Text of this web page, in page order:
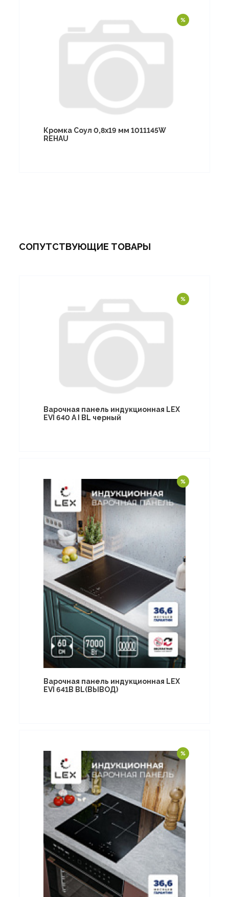
Кромка Соул 0,8х19 мм 1011145W
REHAU
СОПУТСТВУЮЩИЕ ТОВАРЫ
Варочная панель индукционная LEX
EVI 640 A I BL черный
Варочная панель индукционная LEX
EVI 641B BL(ВЫВОД)